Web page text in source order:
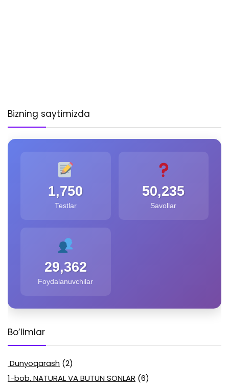
Bizning saytimizda
1,750
Testlar
50,235
Savollar
29,362
Foydalanuvchilar
Bo’limlar
Dunyoqarash (2)
1-bob. NATURAL VA BUTUN SONLAR (6)